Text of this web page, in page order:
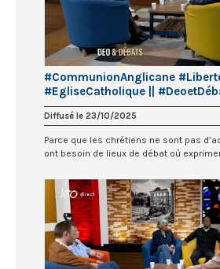
#CommunionAnglicane
#EgliseCatholique ||
octobre 2025
Diffusé le 23/10/2025
Parce que les chrétiens ne sont pas
ont besoin de lieux de débat où